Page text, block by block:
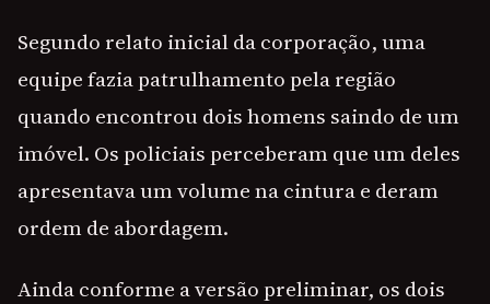
Segundo relato inicial da corporação, uma
equipe fazia patrulhamento pela região
quando encontrou dois homens saindo de um
imóvel. Os policiais perceberam que um deles
apresentava um volume na cintura e deram
ordem de abordagem.
Ainda conforme a versão preliminar, os dois